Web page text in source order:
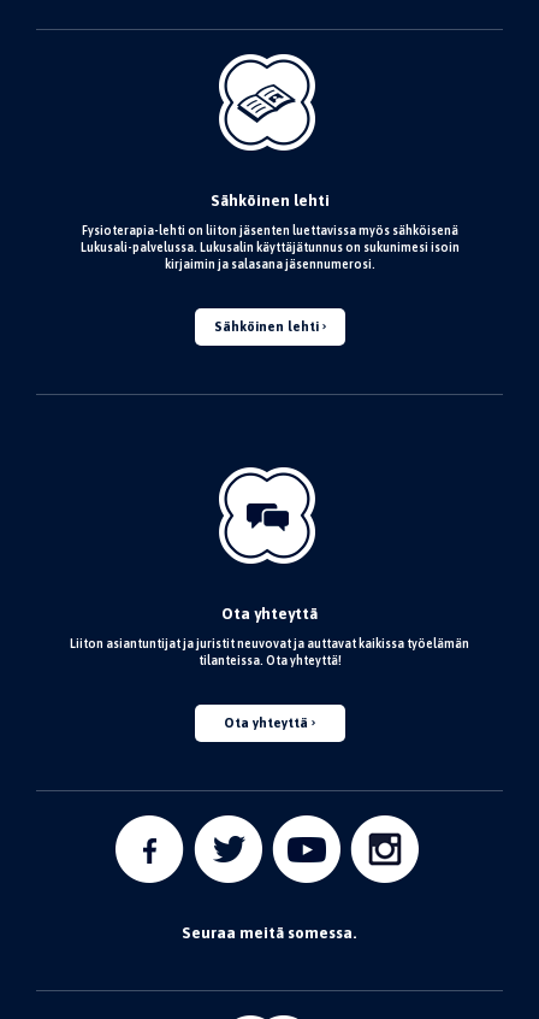
Sähköinen lehti
Fysioterapia-lehti on liiton jäsenten luettavissa myös sähköisenä
Lukusali-palvelussa. Lukusalin käyttäjätunnus on sukunimesi isoin
kirjaimin ja salasana jäsennumerosi.
Sähköinen lehti
Ota yhteyttä
Liiton asiantuntijat ja juristit neuvovat ja auttavat kaikissa työelämän
tilanteissa. Ota yhteyttä!
Ota yhteyttä
Seuraa meitä somessa.